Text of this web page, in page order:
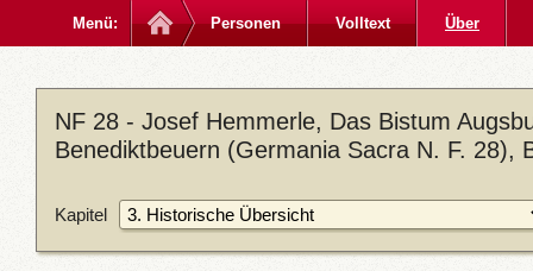
Menü: Personen Volltext Über
NF 28 - Josef Hemmerle, Das Bistum
Benediktbeuern (Germania Sacra N. F. 28),
Kapitel